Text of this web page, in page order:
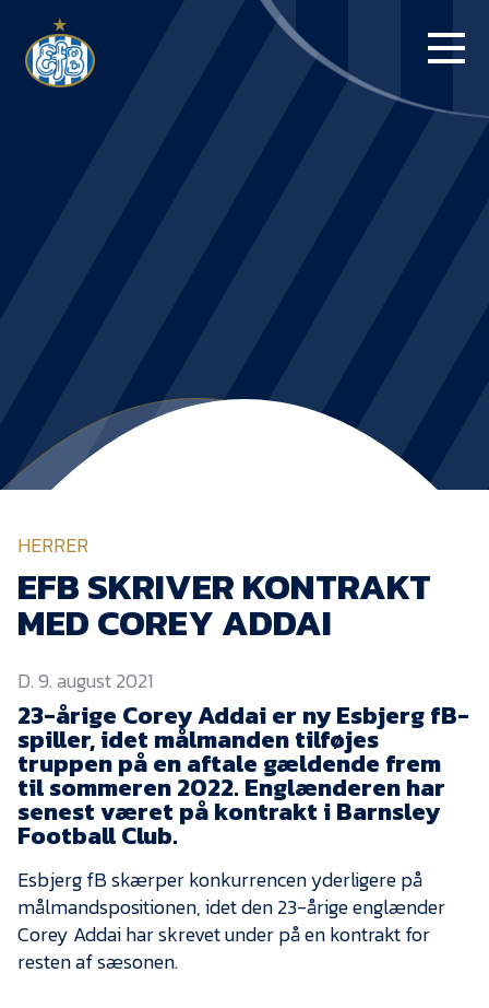
BLUE WATER
NYHEDER
EfB Akademi
Sydvestjysk Fodbold
Samarbejde
Partnere
Blue Water Arena
Kontakt
Job i EfB
HERRER
EFB SKRIVER KONTRAKT
MED COREY ADDAI
D. 9. august 2021
23-årige Corey Addai er ny Esbjerg fB-
spiller, idet målmanden tilføjes
truppen på en aftale gældende frem
til sommeren 2022. Englænderen har
senest været på kontrakt i Barnsley
Football Club.
Esbjerg fB skærper konkurrencen yderligere på
målmandspositionen, idet den 23-årige englænder
Corey Addai har skrevet under på en kontrakt for
resten af sæsonen.